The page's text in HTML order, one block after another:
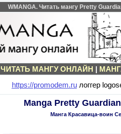
WMANGA. Читать мангу Pretty
ЧИТАТЬ МАНГУ ОНЛАЙН |
https://promodem.ruлоггер
Manga Pretty
Манга Красавица-воин